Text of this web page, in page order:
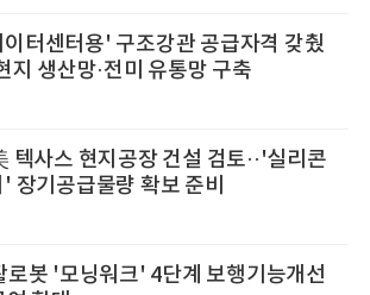
터센터용' 구조강관 공급자격 갖췄
생산망·전미 유통망 구축
텍사스 현지공장 건설 검토··'실리콘
장기공급물량 확보 준비
로봇 '모닝워크' 4단계 보행기능개선